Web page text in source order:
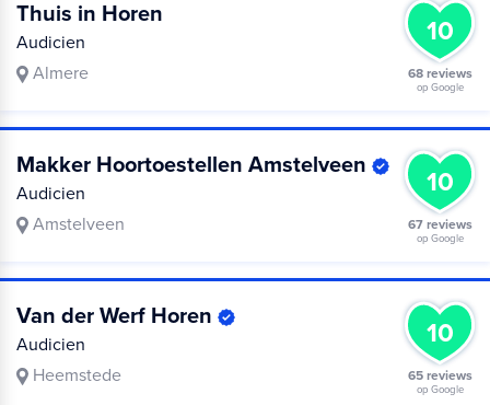
Thuis in Horen
Audicien
Almere
10
68 reviews
op Google
Makker Hoortoestellen Amstelveen
Audicien
Amstelveen
10
67 reviews
op Google
Van der Werf Horen
Audicien
Heemstede
10
65 reviews
op Google